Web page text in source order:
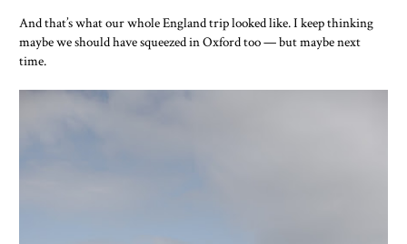
And that’s what our whole England trip looked like. I keep thinking
maybe we should have squeezed in Oxford too — but maybe next
time.